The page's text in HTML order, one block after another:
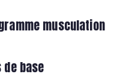
musculation
base